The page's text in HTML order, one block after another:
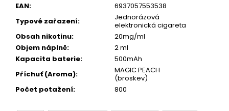
EAN:
6937057553538
Typové zařazení:
Jednorázová
elektronická cigareta
Obsah nikotinu:
20mg/ml
Objem náplně:
2 ml
Kapacita baterie:
500mAh
Příchuť (Aroma):
MAGIC PEACH
(broskev)
Počet potažení: 800
BLACK
BERG
16MG
800
59
Kč
169
Kč